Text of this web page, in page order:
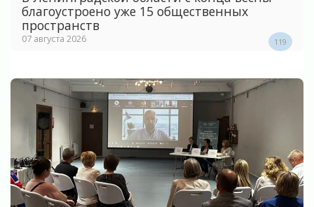
благоустроено уже 15 общественных
пространств
07 августа 2026 119